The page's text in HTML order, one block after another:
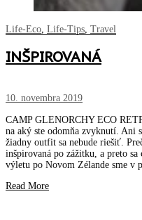
Life-Eco Life-Tips Travel
INŠPIROVANÁ
10. novembra 2019
CAMP GLENORCHY ECO
na aký ste odomňa zvyknutí. Ani
žiadny outfit sa nebude riešiť.
inšpirovaná po zážitku, a preto
výletu po Novom Zélande sme v
Read More